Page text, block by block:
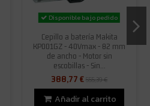
Disponible bajo pedido
Cepillo a batería Makita
KP001GZ - 40Vmax - 82 mm
de ancho - Motor sin
escobillas - Sin...
388,77 €555,39 €
Añadir al carrito